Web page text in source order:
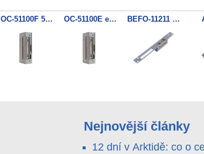
OC-51100F 51F10 OC-51100E el.zam.s mech.deblok BEFO-11211 el.zamek
Nejnovější články
12 dní v Arktidě: co o